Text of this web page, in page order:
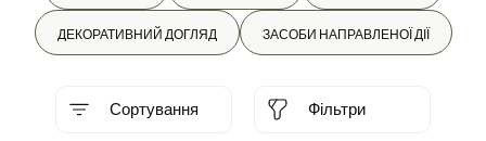
ДЕКОРАТИВНИЙ ДОГЛЯД ЗАСОБИ НАПРАВЛЕНОЇ ДІЇ
Сортування Фільтри